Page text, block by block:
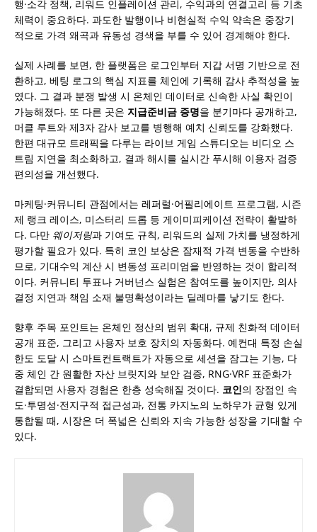
행·소각 정책, 리워드 인플레이션 관리, 수익과의 연결고리 등 기초
체력이 중요하다. 과도한 발행이나 비현실적 수익 약속은 중장기
적으로 가격 왜곡과 유동성 경색을 부를 수 있어 경계해야 한다.
실제 사례를 보면, 한 플랫폼은 로그인부터 지갑 서명 기반으로 전
환하고, 베팅 로그의 핵심 지표를 체인에 기록해 감사 추적성을 높
였다. 그 결과 분쟁 발생 시 온체인 데이터로 신속한 사실 확인이
가능해졌다. 또 다른 곳은 지급준비금 증명을 분기마다 공개하고,
머클 루트와 제3자 감사 보고를 병행해 예치 신뢰도를 강화했다.
한편 대규모 트래픽을 다루는 라이브 게임 스튜디오는 비디오 스
트림 지연을 최소화하고, 결과 해시를 실시간 푸시해 이용자 검증
편의성을 개선했다.
마케팅·커뮤니티 관점에서는 레퍼럴·어필리에이트 프로그램, 시즌
제 랭크 레이스, 미스터리 드롭 등 게이미피케이션 전략이 활발하
다. 다만 웨이저링과 기여도 규칙, 리워드의 실제 가치를 냉정하게
평가할 필요가 있다. 특히 코인 보상은 잠재적 가격 변동을 수반하
므로, 기대수익 계산 시 변동성 프리미엄을 반영하는 것이 합리적
이다. 커뮤니티 투표나 거버넌스 실험은 참여도를 높이지만, 의사
결정 지연과 책임 소재 불명확성이라는 딜레마를 낳기도 한다.
향후 주목 포인트는 온체인 정산의 범위 확대, 규제 친화적 데이터
공개 표준, 그리고 사용자 보호 장치의 자동화다. 예컨대 특정 손실
한도 도달 시 스마트컨트랙트가 자동으로 세션을 잠그는 기능, 다
중 체인 간 원활한 자산 브릿지와 보안 검증, RNG·VRF 표준화가
결합되면 사용자 경험은 한층 성숙해질 것이다. 코인의 장점인 속
도·투명성·전지구적 접근성과, 전통 카지노의 노하우가 균형 있게
통합될 때, 시장은 더 폭넓은 신뢰와 지속 가능한 성장을 기대할 수
있다.